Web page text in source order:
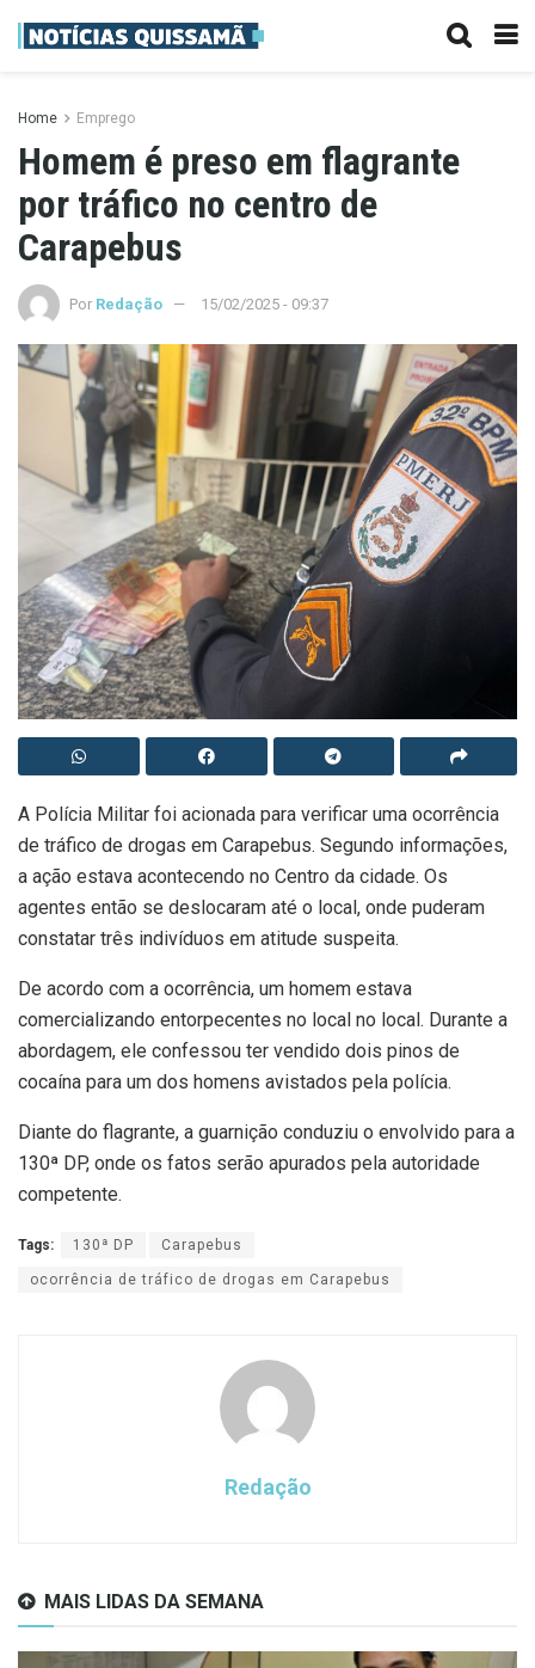
Home Emprego
Homem é preso em flagrante
por tráfico no centro de
Carapebus
Por Redação 15/02/2025 - 09:37
A Polícia Militar foi acionada para verificar uma ocorrência
de tráfico de drogas em Carapebus. Segundo informações,
a ação estava acontecendo no Centro da cidade. Os
agentes então se deslocaram até o local, onde puderam
constatar três indivíduos em atitude suspeita.
De acordo com a ocorrência, um homem estava
comercializando entorpecentes no local no local. Durante a
abordagem, ele confessou ter vendido dois pinos de
cocaína para um dos homens avistados pela polícia.
Diante do flagrante, a guarnição conduziu o envolvido para a
130ª DP, onde os fatos serão apurados pela autoridade
competente.
Tags: 130ª DP Carapebus
ocorrência de tráfico de drogas em Carapebus
Redação
MAIS LIDAS DA SEMANA